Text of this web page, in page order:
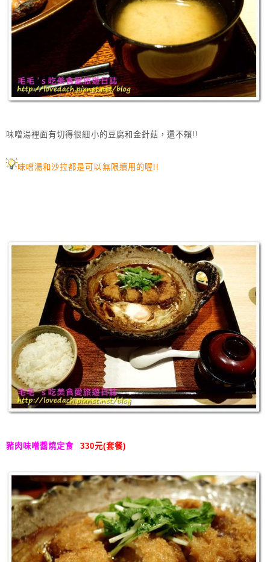
味噌湯裡面有切得很細小的豆腐和金針菇，還不賴!!
味噌湯和沙拉都是可以無限續用的喔!!
豬肉味噌醬燒定食 330元(套餐)